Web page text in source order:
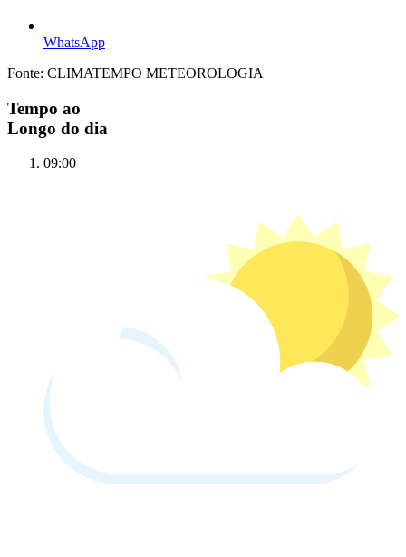
WhatsApp
Fonte: CLIMATEMPO METEOROLOGIA
Tempo ao
Longo do dia
09:00